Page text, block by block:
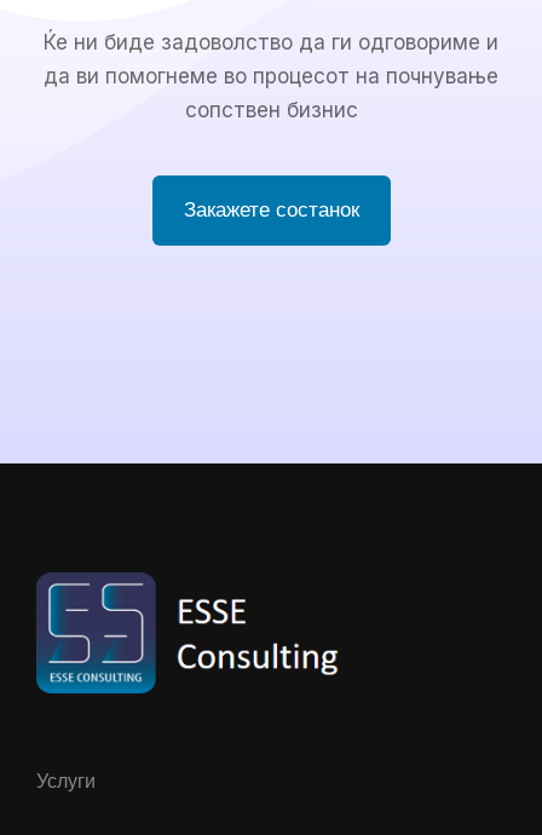
Ќе ни биде задоволство да ги одговориме и
да ви помогнеме во процесот на почнување
сопствен бизнис
Закажете состанок
Услуги